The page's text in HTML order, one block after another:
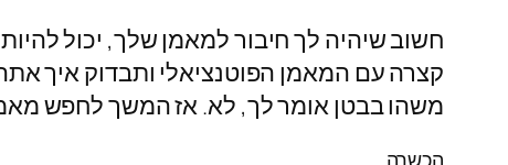
חשוב שיהיה לך חיבור למאמן שלך, יכול
קצרה עם המאמן הפוטנציאלי ותבדוק איך
משהו בבטן אומר לך, לא. אז המשך לחפש
הכשרה